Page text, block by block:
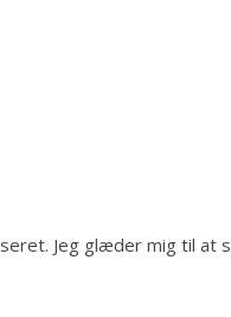
Jeg glæder mig til at